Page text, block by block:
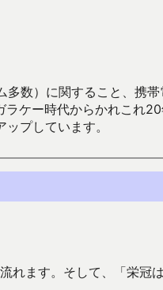
数）に関すること、
ラケー時代からかれこ
プしています。
ます。そして、「栄冠